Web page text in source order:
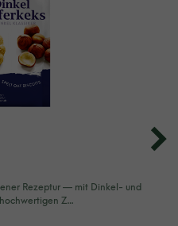
Rezeptur — mit Dinkel- und
in Vollkornqualität. Die hochwertigen Z…